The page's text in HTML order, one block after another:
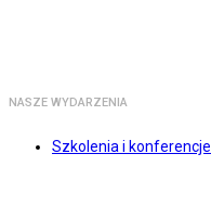
NASZE WYDARZENIA
Szkolenia i konferencje